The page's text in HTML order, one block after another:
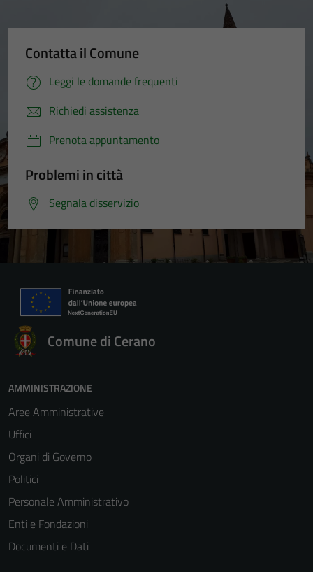
Contatta il Comune
Leggi le domande frequenti
Richiedi assistenza
Prenota appuntamento
Problemi in città
Segnala disservizio
Comune di Cerano
AMMINISTRAZIONE
Aree Amministrative
Uffici
Organi di Governo
Politici
Personale Amministrativo
Enti e Fondazioni
Documenti e Dati